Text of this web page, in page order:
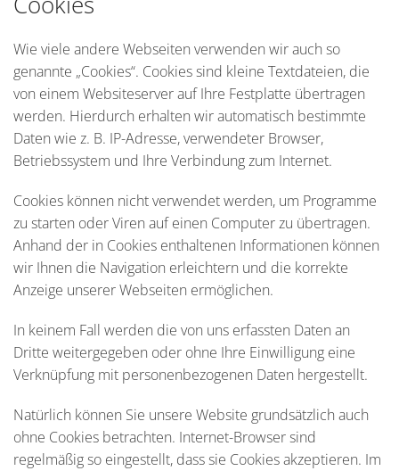
Wie viele andere Webseiten verwenden wir auch so
genannte „Cookies“. Cookies sind kleine Textdateien, die
von einem Websiteserver auf Ihre Festplatte übertragen
werden. Hierdurch erhalten wir automatisch bestimmte
Daten wie z. B. IP-Adresse, verwendeter Browser,
Betriebssystem und Ihre Verbindung zum Internet.
Cookies können nicht verwendet werden, um Programme
zu starten oder Viren auf einen Computer zu übertragen.
Anhand der in Cookies enthaltenen Informationen können
wir Ihnen die Navigation erleichtern und die korrekte
Anzeige unserer Webseiten ermöglichen.
In keinem Fall werden die von uns erfassten Daten an
Dritte weitergegeben oder ohne Ihre Einwilligung eine
Verknüpfung mit personenbezogenen Daten hergestellt.
Natürlich können Sie unsere Website grundsätzlich auch
ohne Cookies betrachten. Internet-Browser sind
regelmäßig so eingestellt, dass sie Cookies akzeptieren. Im